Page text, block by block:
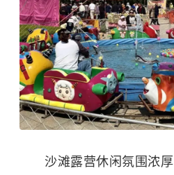
沙滩露营休闲氛围浓厚